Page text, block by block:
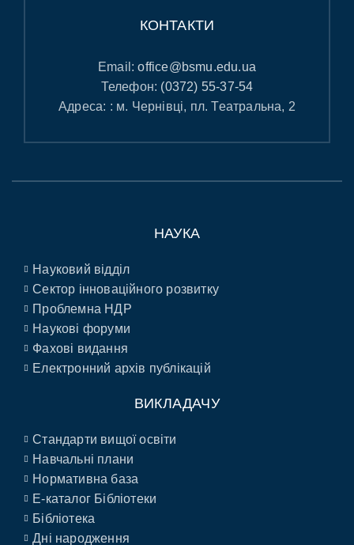
КОНТАКТИ
Email:office@bsmu.edu.ua
Телефон: (0372) 55-37-54
Адреса: : м. Чернівці, пл. Театральна, 2
НАУКА
Науковий відділ
Сектор інноваційного розвитку
Проблемна НДР
Наукові форуми
Фахові видання
Електронний архів публікацій
ВИКЛАДАЧУ
Стандарти вищої освіти
Навчальні плани
Нормативна база
E-каталог Бібліотеки
Бібліотека
Дні народження